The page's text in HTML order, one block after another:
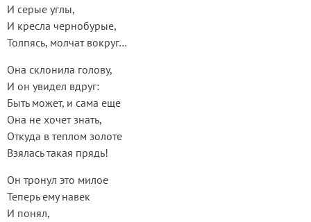
И серые углы,
И кресла чернобурые,
Толпясь, молчат вокруг…
Она склонила голову,
И он увидел вдруг:
Быть может, и сама еще
Она не хочет знать,
Откуда в теплом золоте
Взялась такая прядь!
Он тронул это милое
Теперь ему навек
И понял,